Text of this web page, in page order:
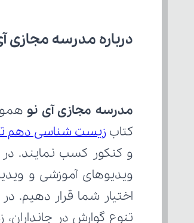
درباره مدرسه مجازی
مدرسه مجازی آی نو
کتاب زیست شناسی دهم